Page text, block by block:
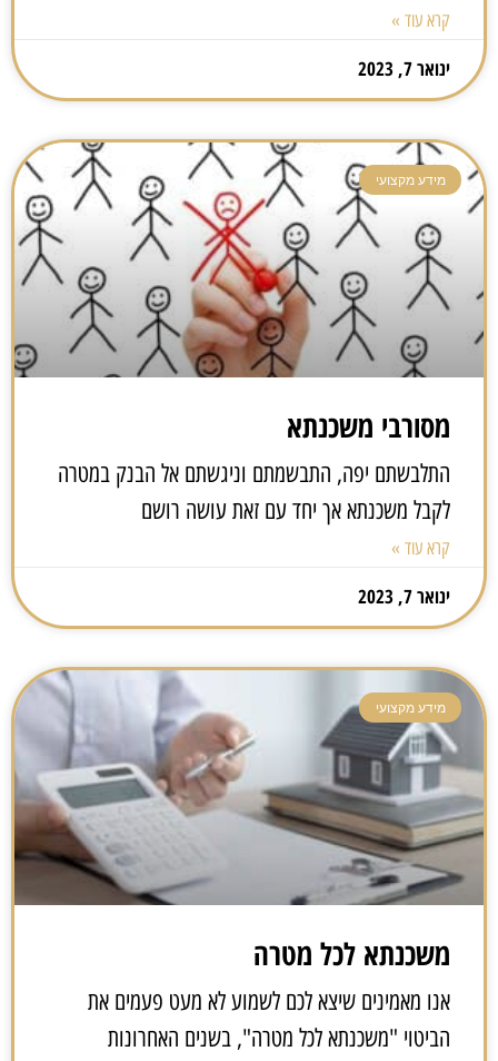
קרא עוד »
ינואר 7, 2023
מידע מקצועי
מסורבי משכנתא
התלבשתם יפה, התבשמתם וניגשתם אל הבנק במטרה
לקבל משכנתא אך יחד עם זאת עושה רושם
קרא עוד »
ינואר 7, 2023
מידע מקצועי
משכנתא לכל מטרה
אנו מאמינים שיצא לכם לשמוע לא מעט פעמים את
הביטוי "משכנתא לכל מטרה", בשנים האחרונות